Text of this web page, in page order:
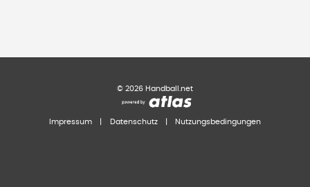
© 2026 Handball.net
Impressum Datenschutz Nutzungsbedingungen